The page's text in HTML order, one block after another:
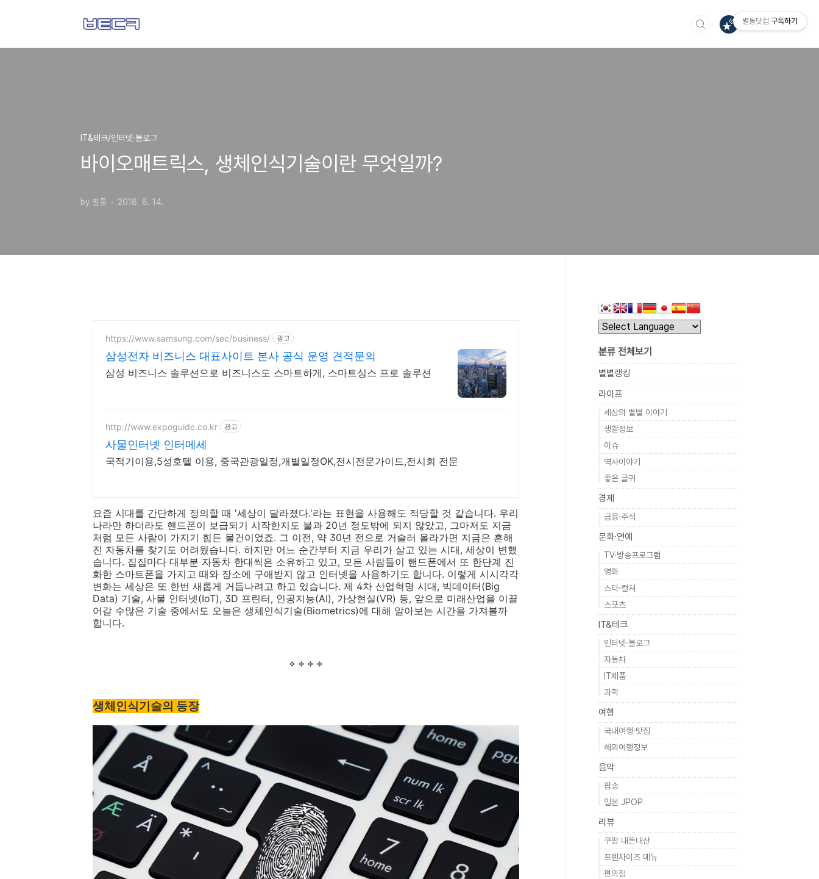
IT&테크/인터넷·블로그
바이오매트릭스, 생체인식기술이란 무엇일까?
by 별통 2018. 8. 14.
https://www.samsung.com/sec/business/ 광고
삼성전자 비즈니스 대표사이트 본사 공식 운영 견적문의
삼성 비즈니스 솔루션으로 비즈니스도 스마트하게, 스마트싱스 프로 솔루션
http://www.expoguide.co.kr 광고
사물인터넷 인터메세
국적기이용,5성호텔 이용, 중국관광일정,개별일정OK,전시전문가이드,전시회 전문
요즘 시대를 간단하게 정의할 때 '세상이 달라졌다.'라는 표현을 사용해도 적당할 것 같습니다. 우리
나라만 하더라도 핸드폰이 보급되기 시작한지도 불과 20년 정도밖에 되지 않았고, 그마저도 지금
처럼 모든 사람이 가지기 힘든 물건이었죠. 그 이전, 약 30년 전으로 거슬러 올라가면 지금은 흔해
진 자동차를 찾기도 어려웠습니다. 하지만 어느 순간부터 지금 우리가 살고 있는 시대, 세상이 변했
습니다. 집집마다 대부분 자동차 한대씩은 소유하고 있고, 모든 사람들이 핸드폰에서 또 한단계 진
화한 스마트폰을 가지고 때와 장소에 구애받지 않고 인터넷을 사용하기도 합니다. 이렇게 시시각각
변화는 세상은 또 한번 새롭게 거듭나려고 하고 있습니다. 제 4차 산업혁명 시대, 빅데이터(Big
Data) 기술, 사물 인터넷(IoT), 3D 프린터, 인공지능(AI), 가상현실(VR) 등, 앞으로 미래산업을 이끌
어갈 수많은 기술 중에서도 오늘은 생체인식기술(Biometrics)에 대해 알아보는 시간을 가져볼까
합니다.
생체인식기술의 등장
분류 전체보기
별별랭킹
라이프
세상의 별별 이야기
생활정보
이슈
역사이야기
좋은 글귀
경제
금융·주식
문화·연예
TV·방송프로그램
영화
스타·컬쳐
스포츠
IT&테크
인터넷·블로그
자동차
IT제품
과학
여행
국내여행·맛집
해외여행정보
음악
팝송
일본 JPOP
리뷰
쿠팡 내돈내산
프렌차이즈 메뉴
편의점
별통닷컴 구독하기